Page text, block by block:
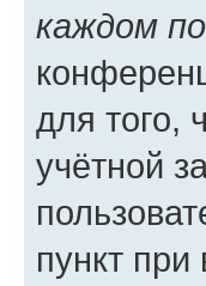
каждом
для того,
учётной
пункт